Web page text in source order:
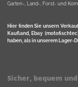
Garten-, Land-, Forst- und
Hier finden Sie unsern
Kaufland, Ebay
haben, als in unserem Lager-
Sicher, bequem